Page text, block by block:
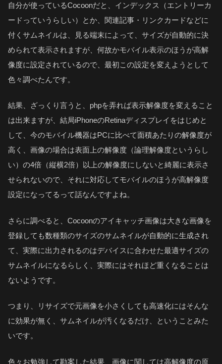
自分が使っているCocoonだと、インデックス（エントリーカ
ードっていうらしい）とか、関連記事・リンクカードなどに
付くサムネイルは、見る端末によって、サイズが自動的に決
められて表示されますが、何故かモバイル表示のほうが高解
像度に設定されているので、最初この設定を変えようとして
色々調べたんです。
結果、ざっくり言うと、phpを弄れば表示解像度を変えること
は出来ますが、結局iPhoneのRetinaディスプレイをはじめと
して、今のモバイル機器はPCに比べて面積あたりの解像度が
高く、画像の場合は表面上の解像度（論理解像度というらし
い）の4倍（縦横2倍）以上の解像度にしないと綺麗に表示さ
せられないので、それに対応してモバイルのほうが高解像度
設定になってるって話なんですよね。
さらに調べると、Cocoonのアイキャッチ画像は大きな画像を
登録しても数種類のサイズのサムネイルが自動的に生成され
て、実際に出力されるのはデバイスに合わせた最適サイズの
サムネイルになるらしく、実際にはそれほど重くなることは
ないようです。
つまり、リサイズで元画像を小さくしても高速化にはそんな
に効果が無く、サムネイルが汚くなるだけ、ということみた
いです。
色々お勉強して勘案した結果、画像に関しては高解像度の原